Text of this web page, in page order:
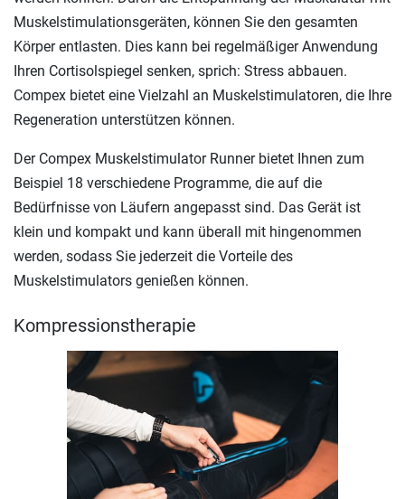
Muskelstimulationsgeräten, können Sie den gesamten
Körper entlasten. Dies kann bei regelmäßiger Anwendung
Ihren Cortisolspiegel senken, sprich: Stress abbauen.
Compex bietet eine Vielzahl an Muskelstimulatoren, die Ihre
Regeneration unterstützen können.
Der Compex Muskelstimulator Runner bietet Ihnen zum
Beispiel 18 verschiedene Programme, die auf die
Bedürfnisse von Läufern angepasst sind. Das Gerät ist
klein und kompakt und kann überall mit hingenommen
werden, sodass Sie jederzeit die Vorteile des
Muskelstimulators genießen können.
Kompressionstherapie